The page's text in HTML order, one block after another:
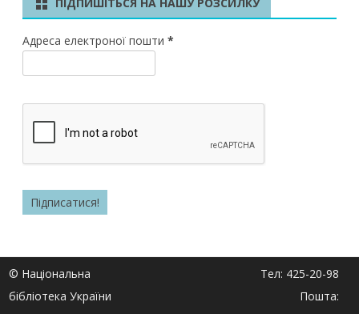
Адреса електроної пошти *
© Національна
бібліотека України
Тел: 425-20-98
Пошта: